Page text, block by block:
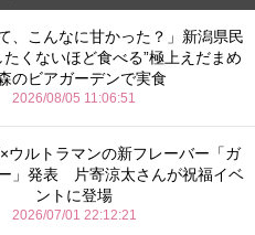
、こんなに甘かった？」新潟県民
たくないほど食べる”極上えだまめ
のビアガーデンで実食
2026/08/05 11:06:51
ウルトラマンの新フレーバー「ガ
」発表 片寄涼太さんが祝福イベ
ントに登場
2026/07/01 22:12:21